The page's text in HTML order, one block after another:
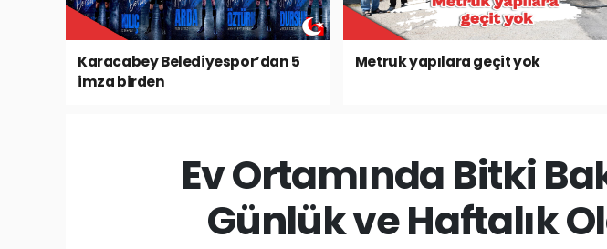
Karacabey Belediyespor’dan 5
imza birden
Metruk yapılara geçit yok
Ev Ortamında Bitki
Günlük ve Haftalık